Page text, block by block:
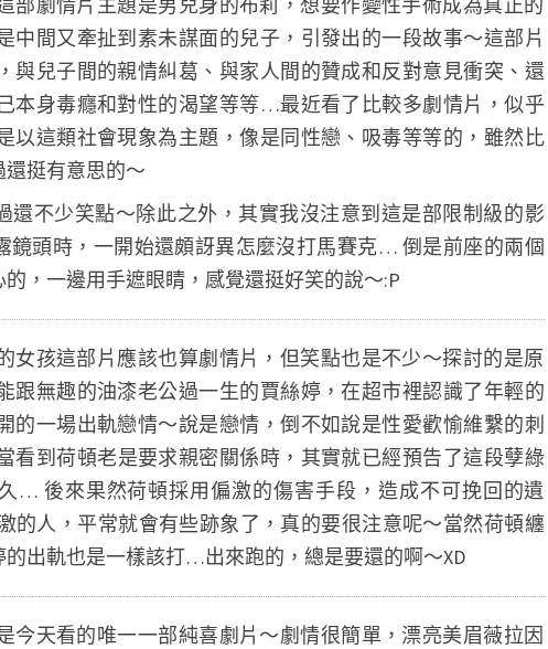
．
足
球
尤
中間又牽扯到素未謀面的兒子，引發出的一段故事～這部片
與兒子間的親情糾葛、與家人間的贊成和反對意見衝突、還
本身毒癮和對性的渴望等等…最近看了比較多劇情片，似乎
以這類社會現象為主題，像是同性戀、吸毒等等的，雖然比
挺有意思的～
還不少笑點～除此之外，其實我沒注意到這是部限制級的影
頭時，一開始還頗訝異怎麼沒打馬賽克… 倒是前座的兩個
，一邊用手遮眼睛，感覺還挺好笑的說～:P
女孩這部片應該也算劇情片，但笑點也是不少～探討的是原
跟無趣的油漆老公過一生的賈絲婷，在超市裡認識了年輕的
的一場出軌戀情～說是戀情，倒不如說是性愛歡愉維繫的刺
看到荷頓老是要求親密關係時，其實就已經預告了這段孽綠
… 後來果然荷頓採用偏激的傷害手段，造成不可挽回的遺
的人，平常就會有些跡象了，真的要很注意呢～當然荷頓纏
出軌也是一樣該打…出來跑的，總是要還的啊～XD
今天看的唯一一部純喜劇片～劇情很簡單，漂亮美眉薇拉因